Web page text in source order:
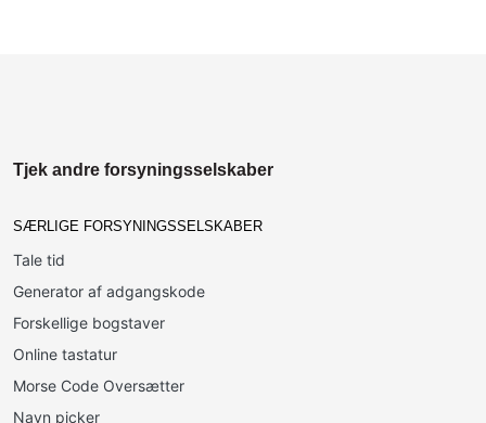
Tjek andre forsyningsselskaber
SÆRLIGE FORSYNINGSSELSKABER
Tale tid
Generator af adgangskode
Forskellige bogstaver
Online tastatur
Morse Code Oversætter
Navn picker